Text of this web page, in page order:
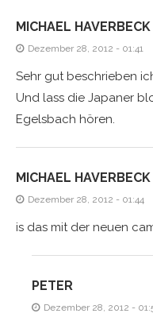
MICHAEL HAVERBECK
Dezember 28, 2012 - 01:41
Sehr gut beschrieben
Und lass die Japaner
Egelsbach hören.
MICHAEL HAVERBECK
Dezember 28, 2012 - 01:44
is das mit der neuen
PETER
Dezember 28, 2012 -